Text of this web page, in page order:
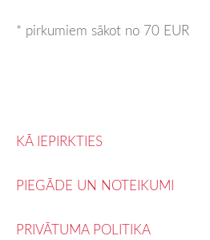
* pirkumiem sākot no 70 EUR
KĀ IEPIRKTIES
PIEGĀDE UN NOTEIKUMI
PRIVĀTUMA POLITIKA